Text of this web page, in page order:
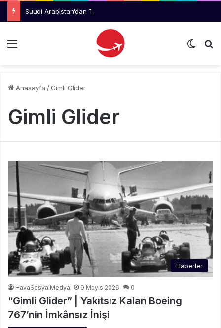
Menü Dış
Anasayfa / Gimli Glider
Gimli Glider
Haberler
HavaSosyalMedya 9 Mayıs 2026 0
“Gimli Glider” | Yakıtsız Kalan Boeing
767’nin İmkânsız İnişi